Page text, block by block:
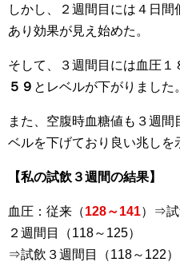
しかし、２週間目には４日
あり効果が見え始めた。
そして、３週間目には血圧１
５９ とレベルが下がりました。
また、空腹時血糖値も３週間
ベルを下げており良い兆しを
【私の試飲３週間の結果】
血圧：従来（128～141）⇒
２週間目（118～125）
⇒試飲３週間目（118～122）